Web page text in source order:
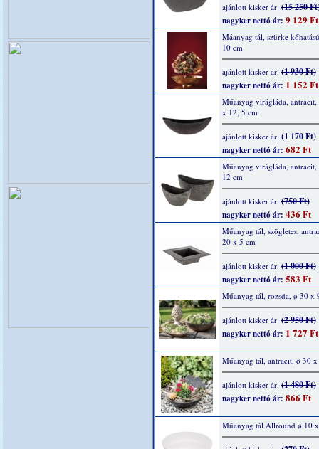
ajánlott kisker ár:(15 250
nagyker nettó ár: 9 129 Ft
Máanyag tál, szürke
10 cm
ajánlott kisker ár:(1 930 Ft)
nagyker nettó ár: 1 152 Ft
Műanyag virágláda,
x 12, 5 cm
ajánlott kisker ár:(1 170 Ft)
nagyker nettó ár: 682 Ft
Műanyag virágláda,
12 cm
ajánlott kisker ár:(750 Ft)
nagyker nettó ár: 436 Ft
Műanyag tál, szögletes,
20 x 5 cm
ajánlott kisker ár:(1 000 Ft)
nagyker nettó ár: 583 Ft
Műanyag tál, rozsda, ø 30 x
ajánlott kisker ár:(2 950 Ft)
nagyker nettó ár: 1 727 Ft
Műanyag tál, antracit, ø 30
ajánlott kisker ár:(1 480 Ft)
nagyker nettó ár: 866 Ft
Műanyag tál Allround ø 10